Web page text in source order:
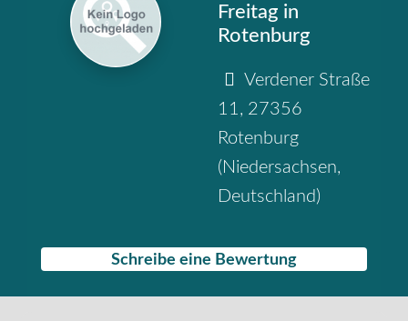
Freitag in
Rotenburg
Verdener Straße
11, 27356
Rotenburg
( Niedersachsen,
Deutschland)
Schreibe eine Bewertung